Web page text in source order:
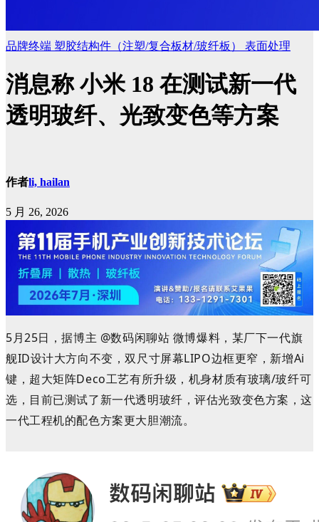
品牌终端 塑胶结构件（注塑/复合板材/玻纤板） 表面处理
消息称 小米 18 在测试新一代
透明玻纤、光致变色等方案
作者li, hailan
5 月 26, 2026
5月25日，据博主 @数码闲聊站 微博爆料，某厂下一代旗
舰ID设计大方向不变，双尺寸屏幕LIPO边框更窄，新增Ai
键，超大矩阵Deco工艺有所升级，机身材质有玻璃/玻纤可
选，目前已测试了新一代透明玻纤，评估光致变色方案，这
一代工程机的配色方案更大胆潮流。